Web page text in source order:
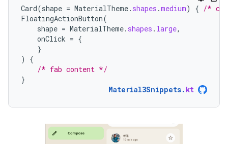
Card(shape = MaterialTheme. shapes .medium) { /*
FloatingActionButton(
shape = MaterialTheme. shapes . large,
onClick = {
}
)
{
/* fab content */
}
Material3Snippets. kt